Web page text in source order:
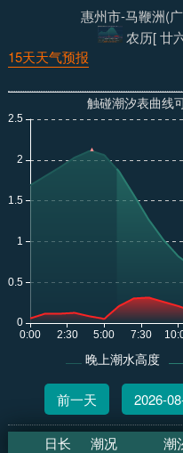
惠州市-马鞭洲(
农历[ 廿
15天天气预报
触碰潮汐表曲线
晚上潮水高度
前一天 2026-
日长 潮况 潮